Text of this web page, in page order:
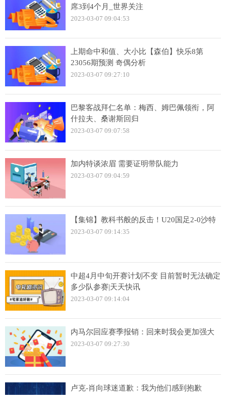
席3到4个月_世界关注
2023-03-07 09:04:53
上期命中和值、大小比【森伯】快乐8第
23056期预测 奇偶分析
2023-03-07 09:27:10
巴黎客战拜仁名单：梅西、姆巴佩领衔，阿
什拉夫、桑谢斯回归
2023-03-07 09:07:58
加内特谈浓眉 需要证明带队能力
2023-03-07 09:04:59
【集锦】教科书般的反击！U20国足2-0沙特
2023-03-07 09:14:35
中超4月中旬开赛计划不变 目前暂时无法确定
多少队参赛|天天快讯
2023-03-07 09:14:04
内马尔回应赛季报销：回来时我会更加强大
2023-03-07 09:27:30
卢克-肖向球迷道歉：我为他们感到抱歉